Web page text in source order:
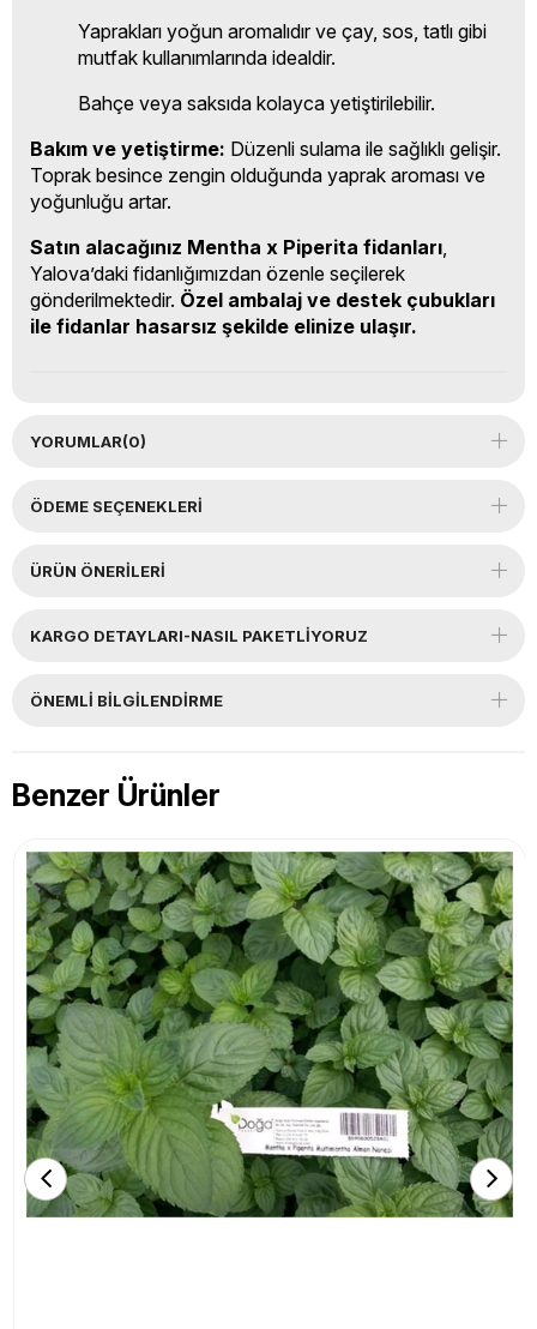
Yaprakları yoğun aromalıdır ve çay, sos, tatlı gibi
mutfak kullanımlarında idealdir.
Bahçe veya saksıda kolayca yetiştirilebilir.
Bakım ve yetiştirme: Düzenli sulama ile sağlıklı gelişir.
Toprak besince zengin olduğunda yaprak aroması ve
yoğunluğu artar.
Satın alacağınız Mentha x Piperita fidanları,
Yalova’daki fidanlığımızdan özenle seçilerek
gönderilmektedir. Özel ambalaj ve destek çubukları
ile fidanlar hasarsız şekilde elinize ulaşır.
YORUMLAR(0)
ÖDEME SEÇENEKLERI
ÜRÜN ÖNERILERI
KARGO DETAYLARI-NASIL PAKETLİYORUZ
ÖNEMLI BILGILENDIRME
Benzer Ürünler